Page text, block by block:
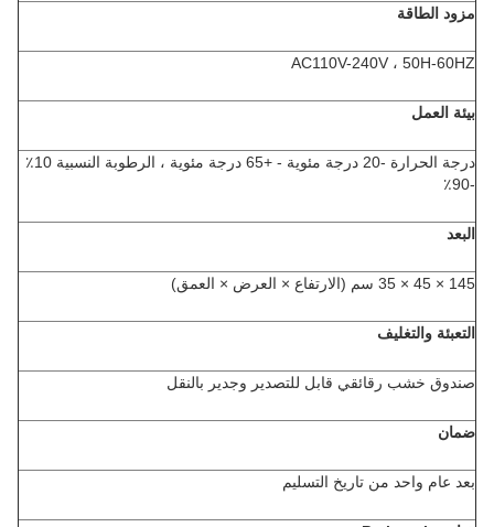
مزود الطاقة
AC110V-240V ، 50H-60HZ
بيئة العمل
درجة الحرارة -20 درجة مئوية - +65 درجة مئوية ، الرطوبة النسبية 10٪
-90٪
البعد
145 × 45 × 35 سم (الارتفاع × العرض × العمق)
التعبئة والتغليف
صندوق خشب رقائقي قابل للتصدير وجدير بالنقل
ضمان
بعد عام واحد من تاريخ التسليم